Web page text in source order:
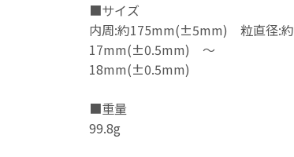
■サイズ
内周:約175mm(±5mm) 粒直径:約
17mm(±0.5mm) 〜
18mm(±0.5mm)
■重量
99.8g